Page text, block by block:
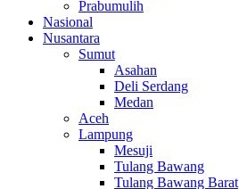
Prabumulih
Nasional
Nusantara
Sumut
Asahan
Deli Serdang
Medan
Aceh
Lampung
Mesuji
Tulang Bawang
Tulang Bawang Barat